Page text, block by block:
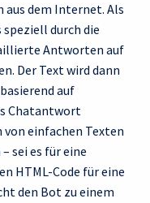
dem Internet. Als
durch die
Antworten auf
Der Text wird dann
auf
Chatantwort
von einfachen Texten
sei es für eine
HTML-Code für eine
den Bot zu einem